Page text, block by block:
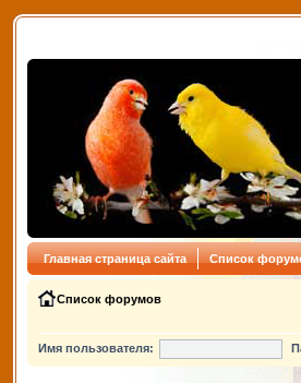
Главная страница сайта Список
Список форумов
Имя пользователя: